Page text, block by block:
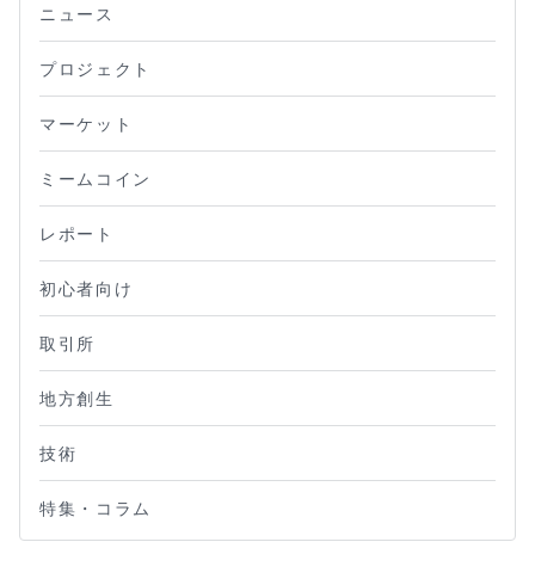
ニュース
プロジェクト
マーケット
ミームコイン
レポート
初心者向け
取引所
地方創生
技術
特集・コラム